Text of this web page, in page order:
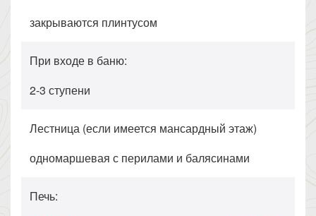
закрываются плинтусом
При входе в баню:
2-3 ступени
Лестница (если имеется мансардный этаж)
одномаршевая с перилами и балясинами
Печь: